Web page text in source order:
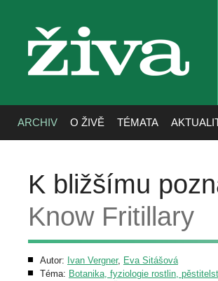
živa
ARCHIV O ŽIVĚ TÉMATA
K bližšímu
Know Fritillary
Autor: Ivan Vergner, Eva Sitášová
Téma: Botanika, fyziologie rostlin,